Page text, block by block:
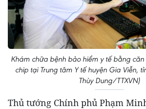
Khám chữa bệnh bảo hiểm y tế bằng
chip tại Trung tâm Y tế huyện Gia Viễn,
Thùy Dung/TTXVN)
Thủ tướng Chính phủ Phạm